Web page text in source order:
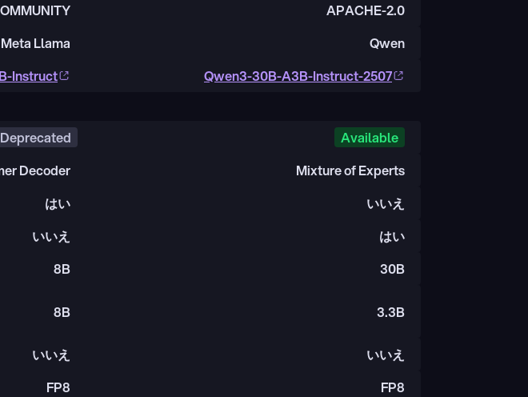
APACHE-2.0
Meta Llama
Qwen
Instruct Qwen3-30B-A3B-Instruct-2507
Deprecated
Available
Decoder
Mixture of Experts
はい
いいえ
いいえ
はい
8B
30B
8B 3.3B
いいえ
いいえ
FP8
FP8